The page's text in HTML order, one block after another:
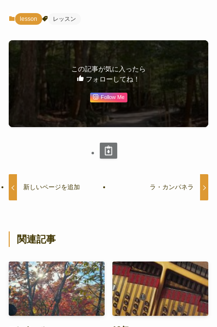
lesson レッスン
この記事が気に入ったら
フォローしてね！
Follow Me
新しいページを追加 ラ・カンパネラ
関連記事